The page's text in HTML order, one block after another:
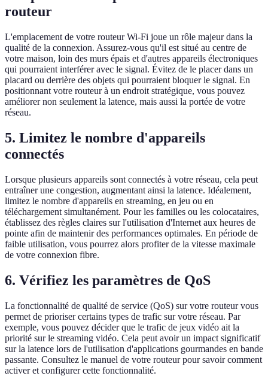
routeur
L'emplacement de votre routeur Wi-Fi joue un rôle majeur dans la
qualité de la connexion. Assurez-vous qu'il est situé au centre de
votre maison, loin des murs épais et d'autres appareils électroniques
qui pourraient interférer avec le signal. Évitez de le placer dans un
placard ou derrière des objets qui pourraient bloquer le signal. En
positionnant votre routeur à un endroit stratégique, vous pouvez
améliorer non seulement la latence, mais aussi la portée de votre
réseau.
5. Limitez le nombre d'appareils
connectés
Lorsque plusieurs appareils sont connectés à votre réseau, cela peut
entraîner une congestion, augmentant ainsi la latence. Idéalement,
limitez le nombre d'appareils en streaming, en jeu ou en
téléchargement simultanément. Pour les familles ou les colocataires,
établissez des règles claires sur l'utilisation d'Internet aux heures de
pointe afin de maintenir des performances optimales. En période de
faible utilisation, vous pourrez alors profiter de la vitesse maximale
de votre connexion fibre.
6. Vérifiez les paramètres de QoS
La fonctionnalité de qualité de service (QoS) sur votre routeur vous
permet de prioriser certains types de trafic sur votre réseau. Par
exemple, vous pouvez décider que le trafic de jeux vidéo ait la
priorité sur le streaming vidéo. Cela peut avoir un impact significatif
sur la latence lors de l'utilisation d'applications gourmandes en bande
passante. Consultez le manuel de votre routeur pour savoir comment
activer et configurer cette fonctionnalité.